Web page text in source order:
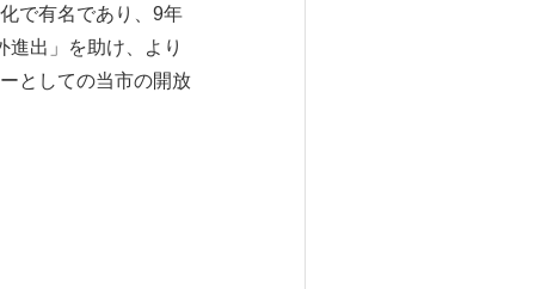
で有名であり、9年
出」を助け、より
としての当市の開放